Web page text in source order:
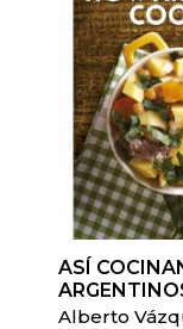
ASÍ
Alberto